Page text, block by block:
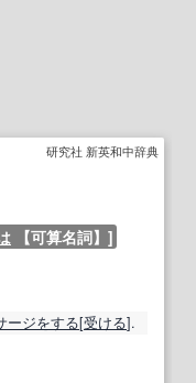
研究社 新英和中辞典
【可算名詞】 ]
ージをする[受ける].